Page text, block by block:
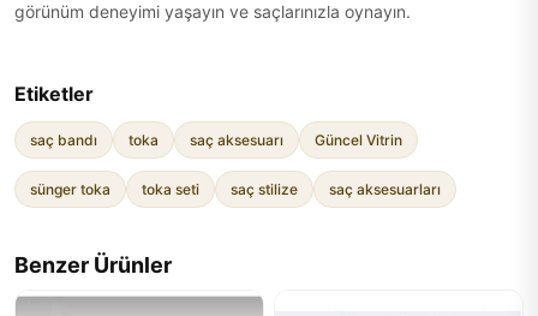
görünüm deneyimi yaşayın ve saçlarınızla oynayın.
Etiketler
saç bandı toka saç aksesuarı Güncel Vitrin
sünger toka toka seti saç stilize saç aksesuarları
Benzer Ürünler